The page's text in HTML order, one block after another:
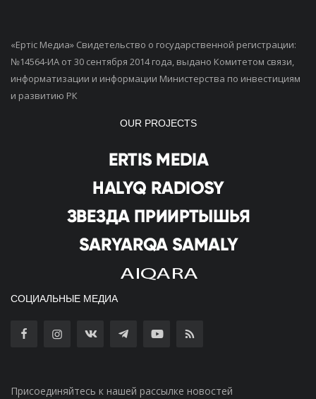
«Ертiс Медиа» Свидетельство о государственной регистрации:
№14564-ИА от 30 сентября 2014 года, выдано Комитетом связи,
информатизации и информации Министерства по инвестициям
и развитию РК
OUR PROJECTS
СОЦИАЛЬНЫЕ МЕДИА
Присоединяйтесь к нашей рассылке новостей